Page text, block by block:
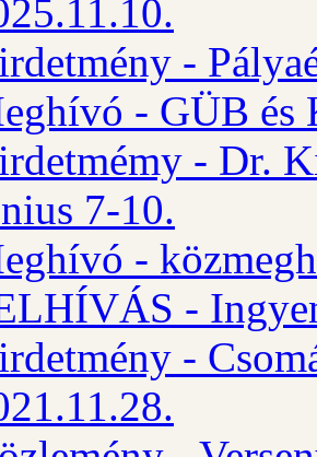
-
- GÜB és
- Dr.
7-10.
-
-
-